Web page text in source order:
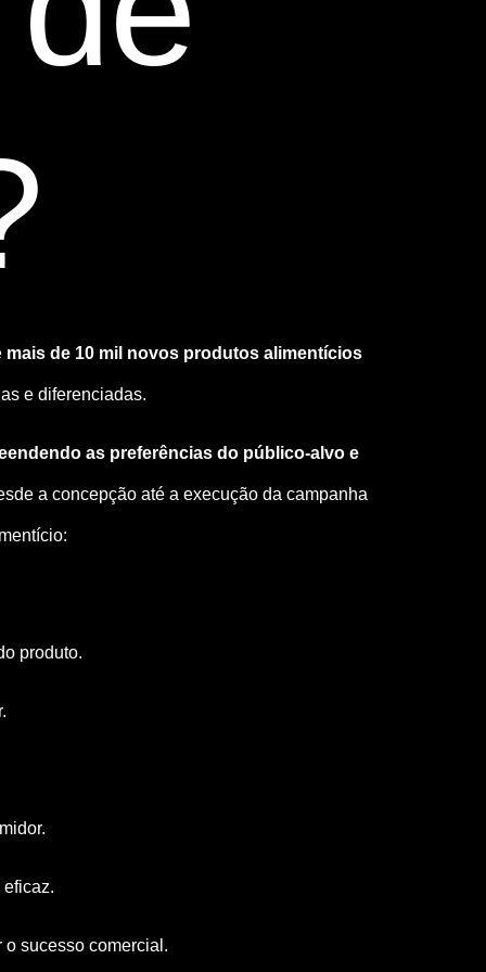
mais de 10 mil novos produtos alimentícios
e diferenciadas.
as preferências do público-alvo e
a concepção até a execução da campanha
produto.
sucesso comercial.